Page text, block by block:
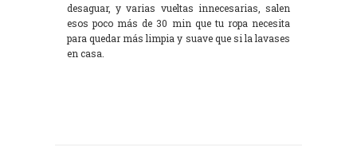
desaguar, y varias vueltas innecesarias, salen
esos poco más de 30 min que tu ropa necesita
para quedar más limpia y suave que si la lavases
en casa.